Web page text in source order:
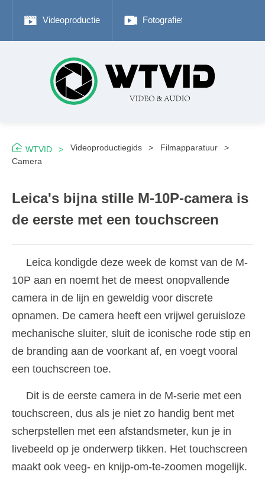
Videoproductie Fotografietips
WTVID Videoproductiegids
Filmapparatuur
Camera
Leica's bijna stille M-10P-camera is
de eerste met een touchscreen
Leica kondigde deze week de komst van de M-
10P aan en noemt het de meest onopvallende
camera in de lijn en geweldig voor discrete
opnamen. De camera heeft een vrijwel geruisloze
mechanische sluiter, sluit de iconische rode stip en
de branding aan de voorkant af, en voegt vooral
een touchscreen toe.
Dit is de eerste camera in de M-serie met een
touchscreen, dus als je niet zo handig bent met
scherpstellen met een afstandsmeter, kun je in
livebeeld op je onderwerp tikken. Het touchscreen
maakt ook veeg- en knijp-om-te-zoomen mogelijk.